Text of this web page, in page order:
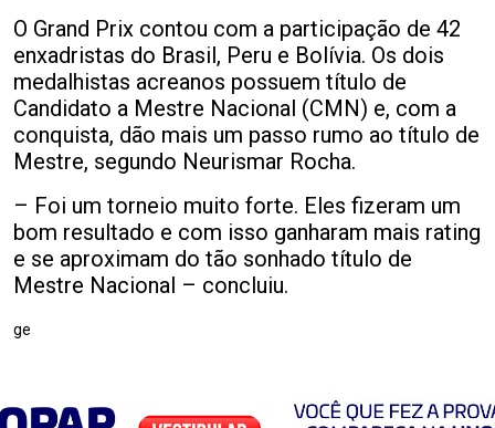
O Grand Prix contou com a participação de 42
enxadristas do Brasil, Peru e Bolívia. Os dois
medalhistas acreanos possuem título de
Candidato a Mestre Nacional (CMN) e, com a
conquista, dão mais um passo rumo ao título de
Mestre, segundo Neurismar Rocha.
– Foi um torneio muito forte. Eles fizeram um
bom resultado e com isso ganharam mais rating
e se aproximam do tão sonhado título de
Mestre Nacional – concluiu.
ge